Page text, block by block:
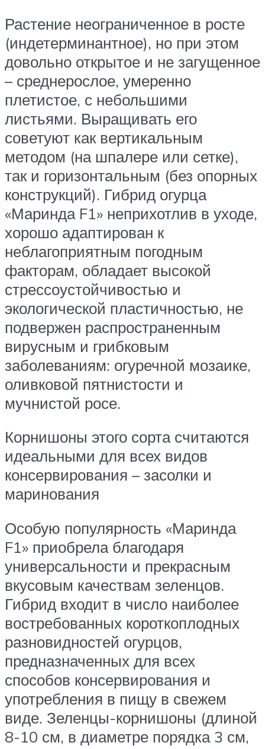
Растение неограниченное в росте
(индетерминантное), но при этом
довольно открытое и не загущенное
– среднерослое, умеренно
плетистое, с небольшими
листьями. Выращивать его
советуют как вертикальным
методом (на шпалере или сетке),
так и горизонтальным (без опорных
конструкций). Гибрид огурца
«Маринда F1» неприхотлив в уходе,
хорошо адаптирован к
неблагоприятным погодным
факторам, обладает высокой
стрессоустойчивостью и
экологической пластичностью, не
подвержен распространенным
вирусным и грибковым
заболеваниям: огуречной мозаике,
оливковой пятнистости и
мучнистой росе.
Корнишоны этого сорта считаются
идеальными для всех видов
консервирования – засолки и
маринования
Особую популярность «Маринда
F1» приобрела благодаря
универсальности и прекрасным
вкусовым качествам зеленцов.
Гибрид входит в число наиболее
востребованных короткоплодных
разновидностей огурцов,
предназначенных для всех
способов консервирования и
употребления в пищу в свежем
виде. Зеленцы-корнишоны (длиной
8-10 см, в диаметре порядка 3 см,